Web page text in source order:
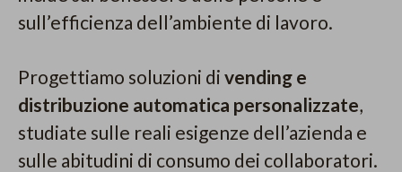
sull’efficienza dell’ambiente di lavoro.
Progettiamo soluzioni di vending e
distribuzione automatica personalizzate,
studiate sulle reali esigenze dell’azienda e
sulle abitudini di consumo dei collaboratori.